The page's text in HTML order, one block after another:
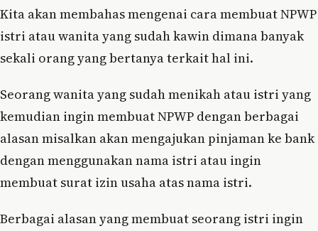
Kita akan membahas mengenai cara membuat NPWP
istri atau wanita yang sudah kawin dimana banyak
sekali orang yang bertanya terkait hal ini.
Seorang wanita yang sudah menikah atau istri yang
kemudian ingin membuat NPWP dengan berbagai
alasan misalkan akan mengajukan pinjaman ke bank
dengan menggunakan nama istri atau ingin
membuat surat izin usaha atas nama istri.
Berbagai alasan yang membuat seorang istri ingin